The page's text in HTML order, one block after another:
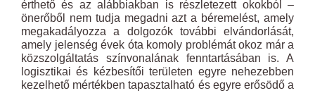
érthető és az alábbiakban is részletezett okokból –
önerőből nem tudja megadni azt a béremelést, amely
megakadályozza a dolgozók további elvándorlását,
amely jelenség évek óta komoly problémát okoz már a
közszolgáltatás színvonalának fenntartásában is. A
logisztikai és kézbesítői területen egyre nehezebben
kezelhető mértékben tapasztalható és egyre erősödő a